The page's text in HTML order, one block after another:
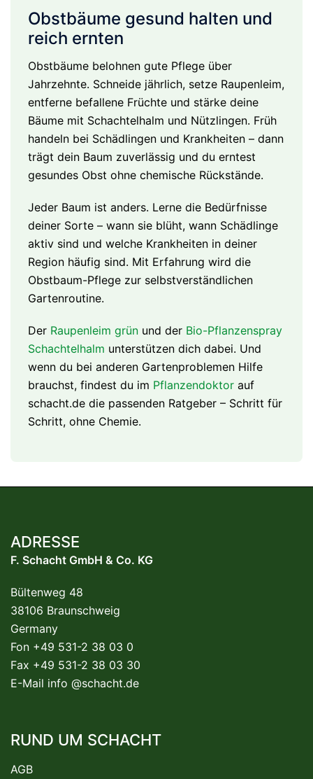
Obstbäume gesund halten und
reich ernten
Obstbäume belohnen gute Pflege über
Jahrzehnte. Schneide jährlich, setze Raupenleim,
entferne befallene Früchte und stärke deine
Bäume mit Schachtelhalm und Nützlingen. Früh
handeln bei Schädlingen und Krankheiten – dann
trägt dein Baum zuverlässig und du erntest
gesundes Obst ohne chemische Rückstände.
Jeder Baum ist anders. Lerne die Bedürfnisse
deiner Sorte – wann sie blüht, wann Schädlinge
aktiv sind und welche Krankheiten in deiner
Region häufig sind. Mit Erfahrung wird die
Obstbaum-Pflege zur selbstverständlichen
Gartenroutine.
Der Raupenleim grün und der Bio-Pflanzenspray
Schachtelhalm unterstützen dich dabei. Und
wenn du bei anderen Gartenproblemen Hilfe
brauchst, findest du im Pflanzendoktor auf
schacht.de die passenden Ratgeber – Schritt für
Schritt, ohne Chemie.
ADRESSE
F. Schacht GmbH & Co. KG
Bültenweg 48
38106 Braunschweig
Germany
Fon +49 531-2 38 03 0
Fax +49 531-2 38 03 30
E-Mail info @schacht.de
RUND UM SCHACHT
AGB